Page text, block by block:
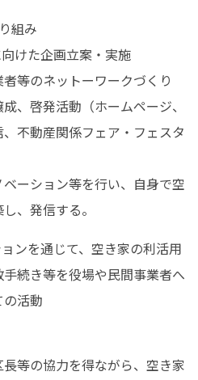
組み
けた企画立案・実施
等のネットーワークづくり
、啓発活動（ホームページ、
不動産関係フェア・フェスタ
ーション等を行い、自身で空
、発信する。
ンを通じて、空き家の利活用
続き等を役場や民間事業者へ
活動
等の協力を得ながら、空き家